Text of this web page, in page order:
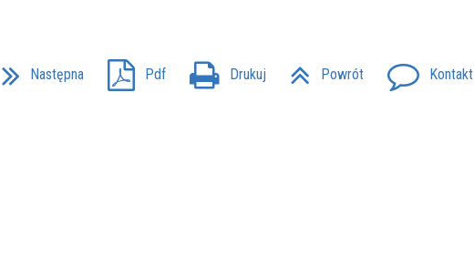
Następna Pdf Drukuj Powrót Kontakt